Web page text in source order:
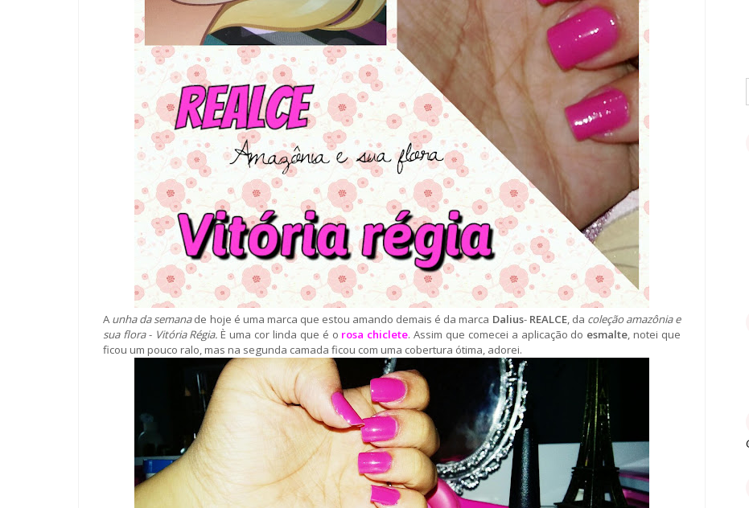
A unha da semanade hoje é uma marca que estou amando demais é da marca Dalius- REALCE, da coleção amazônia e
sua flora- Vitória Régia. È uma cor linda que é o rosa chiclete. Assim que comecei a aplicação do esmalte, notei que
ficou um pouco ralo, mas na segunda camada ficou com uma cobertura ótima, adorei.